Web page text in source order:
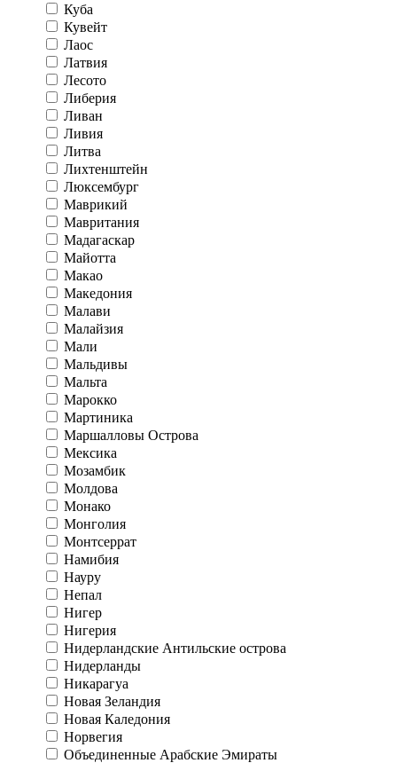
Куба
Кувейт
Лаос
Латвия
Лесото
Либерия
Ливан
Ливия
Литва
Лихтенштейн
Люксембург
Маврикий
Мавритания
Мадагаскар
Майотта
Макао
Македония
Малави
Малайзия
Мали
Мальдивы
Мальта
Марокко
Мартиника
Маршалловы Острова
Мексика
Мозамбик
Молдова
Монако
Монголия
Монтсеррат
Намибия
Науру
Непал
Нигер
Нигерия
Нидерландские Антильские острова
Нидерланды
Никарагуа
Новая Зеландия
Новая Каледония
Норвегия
Объединенные Арабские Эмираты